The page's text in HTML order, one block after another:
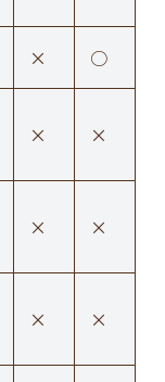
× ○
× ×
× ×
× ×